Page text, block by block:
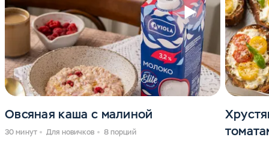
Овсяная каша с малиной
30 минут Для новичков 8 порций